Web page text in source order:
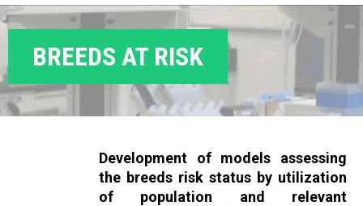
G
D
E
BREEDS AT RISK
Development of models assessing
the breeds risk status by utilization
of population and relevant